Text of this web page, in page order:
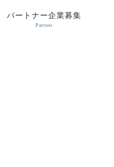
パートナー企業募集
Partner